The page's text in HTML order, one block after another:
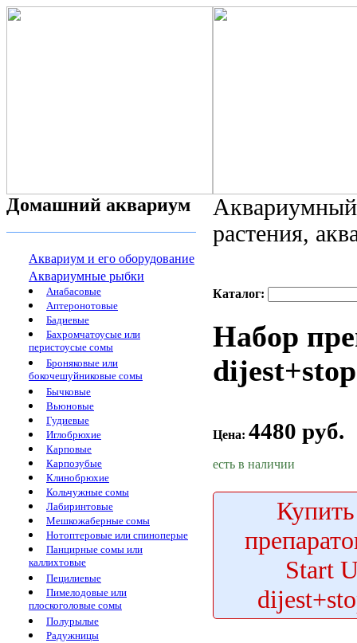
Домашний аквариум
Аквариум и его оборудование
Аквариумные рыбки
Анабасовые
Аптеронотовые
Бадиевые
Бахромчатоусые или
перистоусые сомы
Броняковые или
бокочешуйниковые сомы
Бычковые
Вьюновые
Гудиевые
Иглобрюхие
Карповые
Карпозубые
Клинобрюхие
Кольчужные сомы
Лабиринтовые
Мешкожаберные сомы
Нотоптеровые или спиноперые
Панцирные сомы или
каллихтовые
Пецилиевые
Пимелодовые или
плоскоголовые сомы
Полурылые
Радужницы
растения,
Каталог:
Набор
Цена: 4480 руб.
есть в наличии
Купить
Start